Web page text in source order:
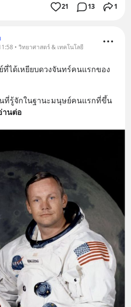
21 13 1
• วิทยาศาสตร์ & เทคโนโลยี
ได้เหยียบดวงจันทร์คนแรกของ
ที่รู้จักในฐานะมนุษย์คนแรกที่ขึ้น
านต่อ